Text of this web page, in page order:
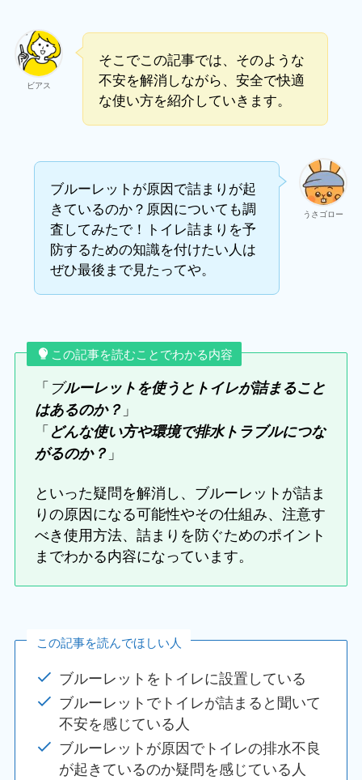
ビアス
そこでこの記事では、そのような
不安を解消しながら、安全で快適
な使い方を紹介していきます。
うさゴロー
ブルーレットが原因で詰まりが起
きているのか？原因についても調
査してみたで！トイレ詰まりを予
防するための知識を付けたい人は
ぜひ最後まで見たってや。
この記事を読むことでわかる内容
「 ブルーレットを使うとトイレが詰まること
はあるのか？ 」
「どんな使い方や環境で排水トラブルにつな
がるのか？ 」
といった疑問を解消し、ブルーレットが詰ま
りの原因になる可能性やその仕組み、注意す
べき使用方法、詰まりを防ぐためのポイント
までわかる内容になっています。
この記事を読んでほしい人
ブルーレットをトイレに設置している
ブルーレットでトイレが詰まると聞いて
不安を感じている人
ブルーレットが原因でトイレの排水不良
が起きているのか疑問を感じている人